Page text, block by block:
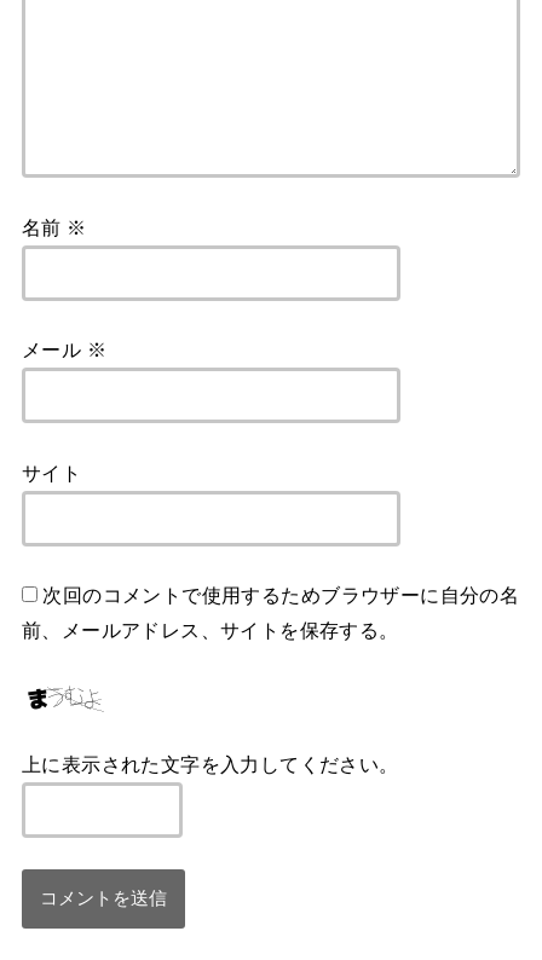
名前 ※
メール ※
サイト
次回のコメントで使用するためブラウザーに自分の名
前、メールアドレス、サイトを保存する。
上に表示された文字を入力してください。